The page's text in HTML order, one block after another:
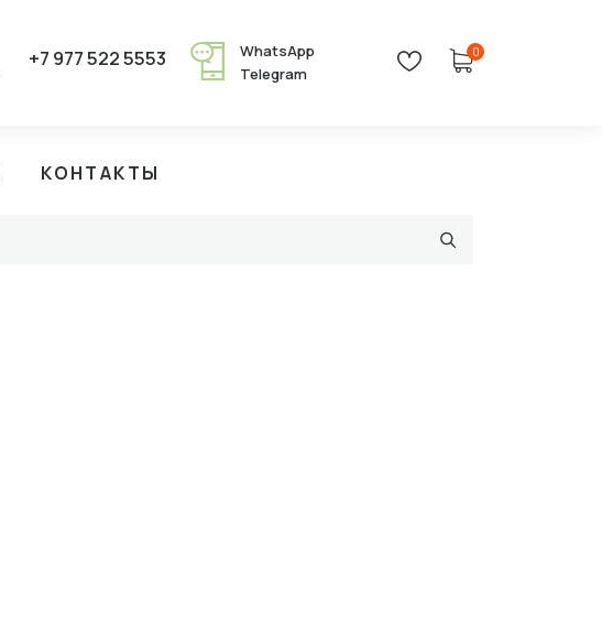
+7 977 522 5553
WhatsApp
Telegram
0
КОНТАКТЫ